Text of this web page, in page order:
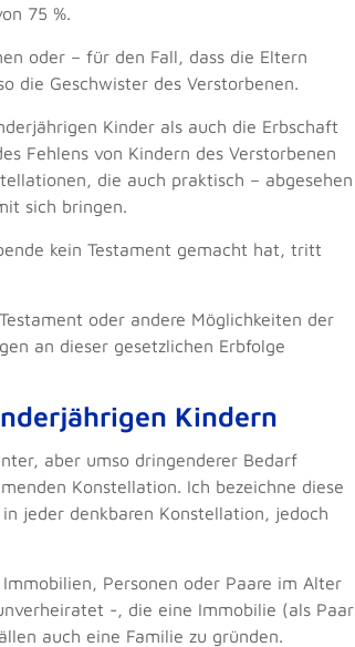
75 %.
oder – für den Fall, dass die Eltern
die Geschwister des Verstorbenen.
Kinder als auch die Erbschaft
Fehlens von Kindern des Verstorbenen
die auch praktisch – abgesehen
sich bringen.
kein Testament gemacht hat, tritt
oder andere Möglichkeiten der
an dieser gesetzlichen Erbfolge
Kindern
aber umso dringenderer Bedarf
Konstellation. Ich bezeichne diese
jeder denkbaren Konstellation, jedoch
Personen oder Paare im Alter
-, die eine Immobilie (als Paar
auch eine Familie zu gründen.